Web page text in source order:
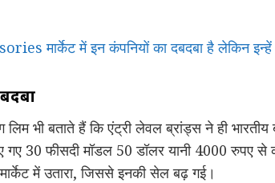
मार्केट में इन कंपनियों का दबदबा है लेकिन
लिम भी बताते हैं कि एंट्री लेवल ब्रांड्स ने ही
गए 30 फीसदी मॉडल 50 डॉलर यानी 4000 रुपए
में उतारा, जिससे इनकी सेल बढ़ गई।